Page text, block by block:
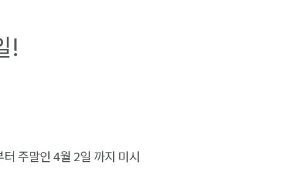
!
주말인 4월 2일 까지 미시